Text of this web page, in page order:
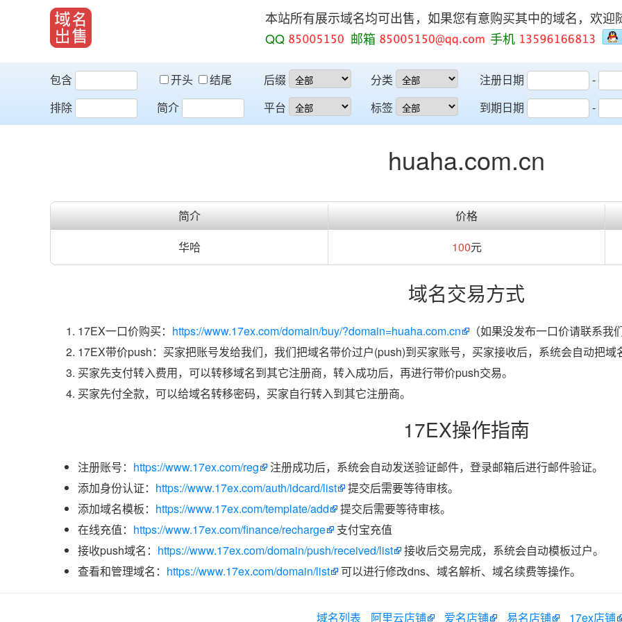
本站所有展示域名均可出售，如果您有意购买其中的域名，欢迎
QQ
邮箱 手机
包含 开头
结尾
排除
简介
后缀
平台
分类
标签
注册日期
-
到期日期
-
huaha.com.cn
简介 价格
华哈
100元
域名交易方式
17EX一口价购买： https://www.17ex.com/domain/buy/?domain=huaha.com.cn
（如果没发布一口价请联系我
17EX带价push：买家把账号发给我们，我们把域名带价过户(push)到买家账号，买家接收后，系统会自动把域
买家先支付转入费用，可以转移域名到其它注册商，转入成功后，再进行带价push交易。
买家先付全款，可以给域名转移密码，买家自行转入到其它注册商。
17EX操作指南
注册账号： https://www.17ex.com/reg
注册成功后，系统会自动发送验证邮件，登录邮箱后进行邮件验证。
添加身份认证： https://www.17ex.com/auth/idcard/list
提交后需要等待审核。
添加域名模板： https://www.17ex.com/template/add
提交后需要等待审核。
在线充值： https://www.17ex.com/finance/recharge
支付宝充值
接收push域名： https://www.17ex.com/domain/push/received/list
接收后交易完成，系统会自动模板过户。
查看和管理域名： https://www.17ex.com/domain/list 可以进行修改dns、域名解析、域名续费等操作。
域名列表 阿里云店铺 爱名店铺 易名店铺 17ex店铺